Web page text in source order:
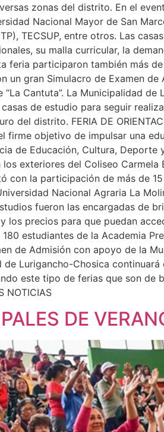
zonas del distrito. En el
Nacional Mayor de San
TECSUP, entre otros. Las
su malla curricular, la
feria participaron también más
un gran Simulacro de Examen
Cantuta”. La Municipalidad
de estudio para seguir
distrito. FERIA DE
objetivo de impulsar una
de Educación, Cultura, Deporte
exteriores del Coliseo
la participación de más de
Nacional Agraria La
fueron las encargadas de
los precios para que puedan
estudiantes de la Academia
de Admisión con apoyo de la
de Lurigancho-Chosica
este tipo de ferias que son de
NOTICIAS
DE